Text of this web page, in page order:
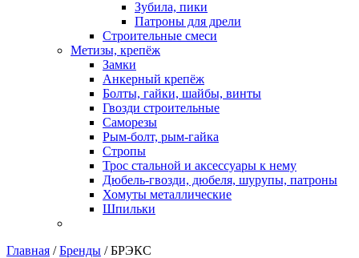
Зубила, пики
Патроны для дрели
Строительные смеси
Метизы, крепёж
Замки
Анкерный крепёж
Болты, гайки, шайбы, винты
Гвозди строительные
Саморезы
Рым-болт, рым-гайка
Стропы
Трос стальной и аксессуары к нему
Дюбель-гвозди, дюбеля, шурупы, патроны
Хомуты металлические
Шпильки
Главная /Бренды /БРЭКС